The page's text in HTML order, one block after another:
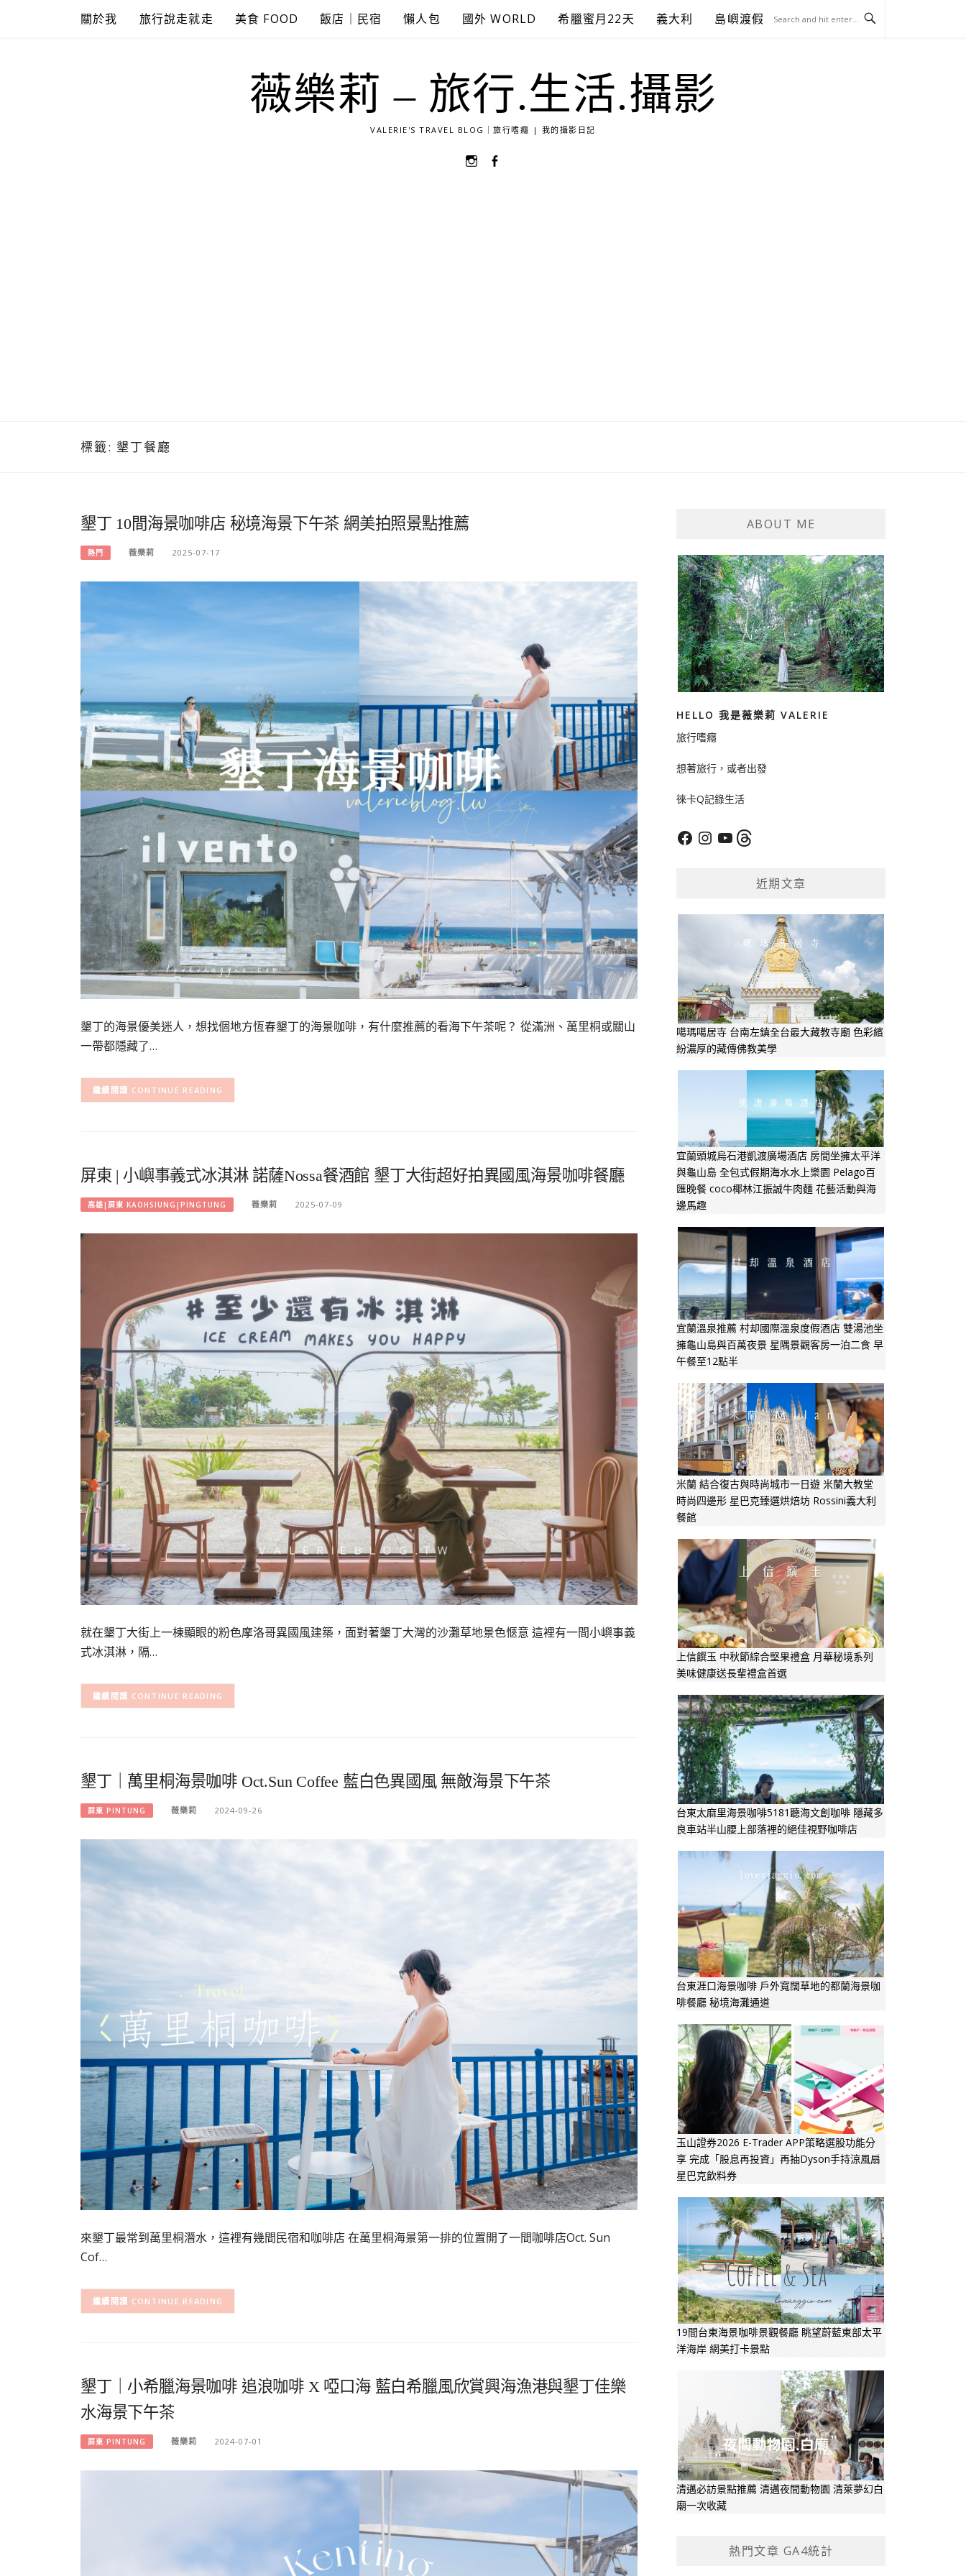
關於我 旅行說走就走 美食 FOOD 飯店｜民宿 懶人包 國外 WORLD 希臘蜜月22天 義大利 島嶼渡假
薇樂莉 – 旅行.生活.攝影
VALERIE'S TRAVEL BLOG｜旅行嗜癮 | 我的攝影日記
選
標籤: 墾丁餐廳
墾丁 10間海景咖啡店 秘境海景下午茶 網美拍照景點推薦
熱門 薇樂莉 2025-07-17
墾丁的海景優美迷人，想找個地方恆春墾丁的海景咖啡，有什麼推薦的看海下午茶呢？ 從滿洲、萬里桐或關山
一帶都隱藏了…
CONTINUE READING
屏東 | 小嶼事義式冰淇淋 諾薩Nossa餐酒館 墾丁大街超好拍異國風海景咖啡餐廳
高雄|屏東 KAOHSIUNG|PINGTUNG 薇樂莉 2025-07-09
就在墾丁大街上一棟顯眼的粉色摩洛哥異國風建築，面對著墾丁大灣的沙灘草地景色愜意 這裡有一間小嶼事義
式冰淇淋，隔…
CONTINUE READING
墾丁｜萬里桐海景咖啡 Oct.Sun Coffee 藍白色異國風 無敵海景下午茶
屏東 PINTUNG 薇樂莉 2024-09-26
來墾丁最常到萬里桐潛水，這裡有幾間民宿和咖啡店 在萬里桐海景第一排的位置開了一間咖啡店Oct. Sun
Cof…
CONTINUE READING
墾丁｜小希臘海景咖啡 追浪咖啡 X 啞口海 藍白希臘風欣賞興海漁港與墾丁佳樂
水海景下午茶
屏東 PINTUNG 薇樂莉 2024-07-01
ABOUT ME
HELLO 我是薇樂莉 VALERIE
旅行嗜癮
想著旅行，或者出發
徠卡Q記錄生活
FacebookInstagram
YouTubeThreads
近期文章
噶瑪噶居寺 台南左鎮全台最大藏教寺廟 色彩繽
紛濃厚的藏傳佛教美學
宜蘭頭城烏石港凱渡廣場酒店 房間坐擁太平洋
與龜山島 全包式假期海水水上樂園 Pelago百
匯晚餐 coco椰林江振誠牛肉麵 花藝活動與海
邊馬趣
宜蘭溫泉推薦 村却國際溫泉度假酒店 雙湯池坐
擁龜山島與百萬夜景 星隅景觀客房一泊二食 早
午餐至12點半
米蘭 結合復古與時尚城市一日遊 米蘭大教堂
時尚四邊形 星巴克臻選烘焙坊 Rossini義大利
餐館
上信饌玉 中秋節綜合堅果禮盒 月華秘境系列
美味健康送長輩禮盒首選
台東太麻里海景咖啡5181聽海文創咖啡 隱藏多
良車站半山腰上部落裡的絕佳視野咖啡店
台東涯口海景咖啡 戶外寬闊草地的都蘭海景咖
啡餐廳 秘境海灘通道
玉山證券2026 E-Trader APP策略選股功能分
享 完成「股息再投資」再抽Dyson手持涼風扇
星巴克飲料券
19間台東海景咖啡景觀餐廳 眺望蔚藍東部太平
洋海岸 網美打卡景點
清邁必訪景點推薦 清邁夜間動物園 清萊夢幻白
廟一次收藏
熱門文章 GA4統計